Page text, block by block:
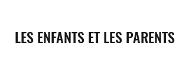
LES ENFANTS ET LES PARENTS